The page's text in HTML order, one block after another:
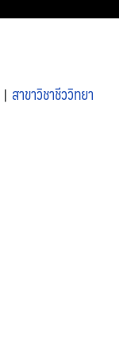
| สาขาวิชาชีววิทยา